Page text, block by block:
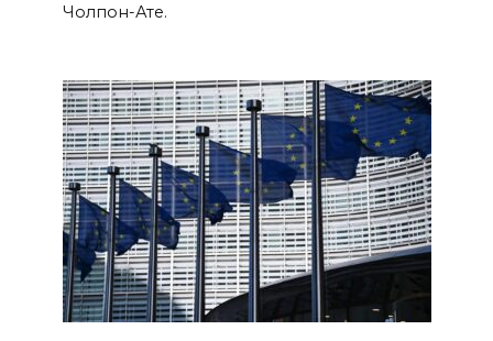
Чолпон-Ате.